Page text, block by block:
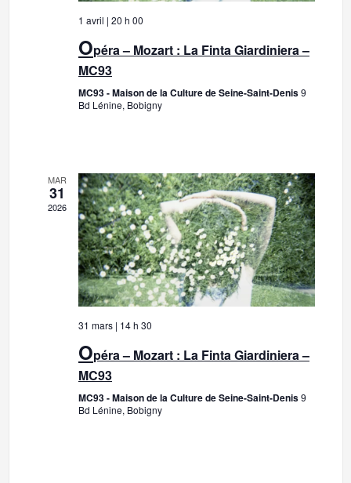
u
l
t
i
o
n
s
1 avril | 20 h 00
Opéra – Mozart : La Finta Giardiniera –
MC93
MC93 - Maison de la Culture de Seine-Saint-Denis9
Bd Lénine, Bobigny
MAR
31
2026
31 mars | 14 h 30
Opéra – Mozart : La Finta Giardiniera –
MC93
MC93 - Maison de la Culture de Seine-Saint-Denis9
Bd Lénine, Bobigny